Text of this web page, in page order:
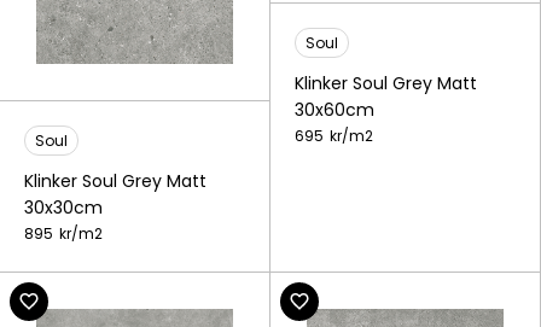
Soul
Klinker Soul Grey Matt
30x30cm
895 kr/m2
Soul
Klinker Soul Grey Matt
30x60cm
695 kr/m2